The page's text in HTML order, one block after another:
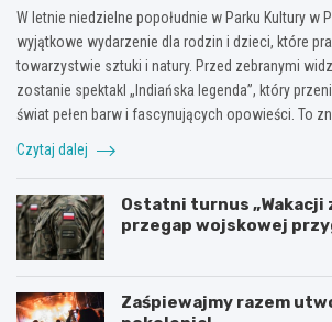
W letnie niedzielne popołudnie w Parku Kultury w
wyjątkowe wydarzenie dla rodzin i dzieci, które
towarzystwie sztuki i natury. Przed zebranymi
zostanie spektakl „Indiańska legenda”, który
świat pełen barw i fascynujących opowieści. To
Czytaj dalej
Ostatni turnus „Wakacji
przegap wojskowej
Zaśpiewajmy razem